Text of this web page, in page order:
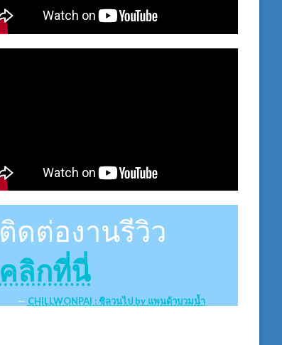
ติดต่องานรีวิว
คลิกที่นี่
CHILLWONPAI : ชิลวนไป by แพนด้าบวมน้ำ